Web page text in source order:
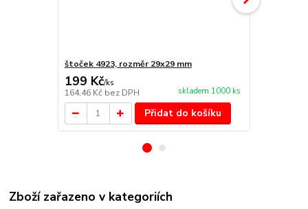
štoček 4923, rozměr 29x29 mm
199 Kč/ks
164,46 Kč bez DPH skladem 1000 ks
Přidat do košíku
Zboží zařazeno v kategoriích